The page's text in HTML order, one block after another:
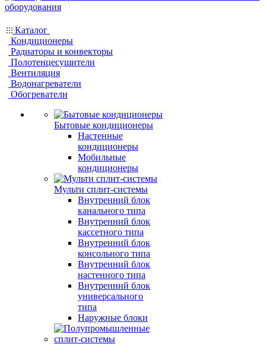
Каталог
Кондиционеры
Радиаторы и конвекторы
Полотенцесушители
Вентиляция
Водонагреватели
Обогреватели
Бытовые кондиционеры
Настенные
кондиционеры
Мобильные
кондиционеры
Мульти сплит-системы
Внутренний блок
канального типа
Внутренний блок
кассетного типа
Внутренний блок
консольного типа
Внутренний блок
настенного типа
Внутренний блок
универсального
типа
Наружные блоки